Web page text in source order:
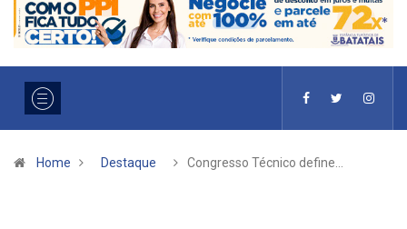
Home Destaque Congresso Técnico define…